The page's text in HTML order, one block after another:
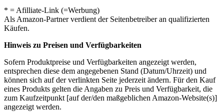
* = Afilliate-Link (=Werbung)
Als Amazon-Partner verdient der Seitenbetreiber an qualifizierten
Käufen.
Hinweis zu Preisen und Verfügbarkeiten
Sofern Produktpreise und Verfügbarkeiten angezeigt werden,
entsprechen diese dem angegebenen Stand (Datum/Uhrzeit) und
können sich auf der verlinkten Seite jederzeit ändern. Für den Kauf
eines Produkts gelten die Angaben zu Preis und Verfügbarkeit, die
zum Kaufzeitpunkt [auf der/den maßgeblichen Amazon-Website(s)]
angezeigt werden.